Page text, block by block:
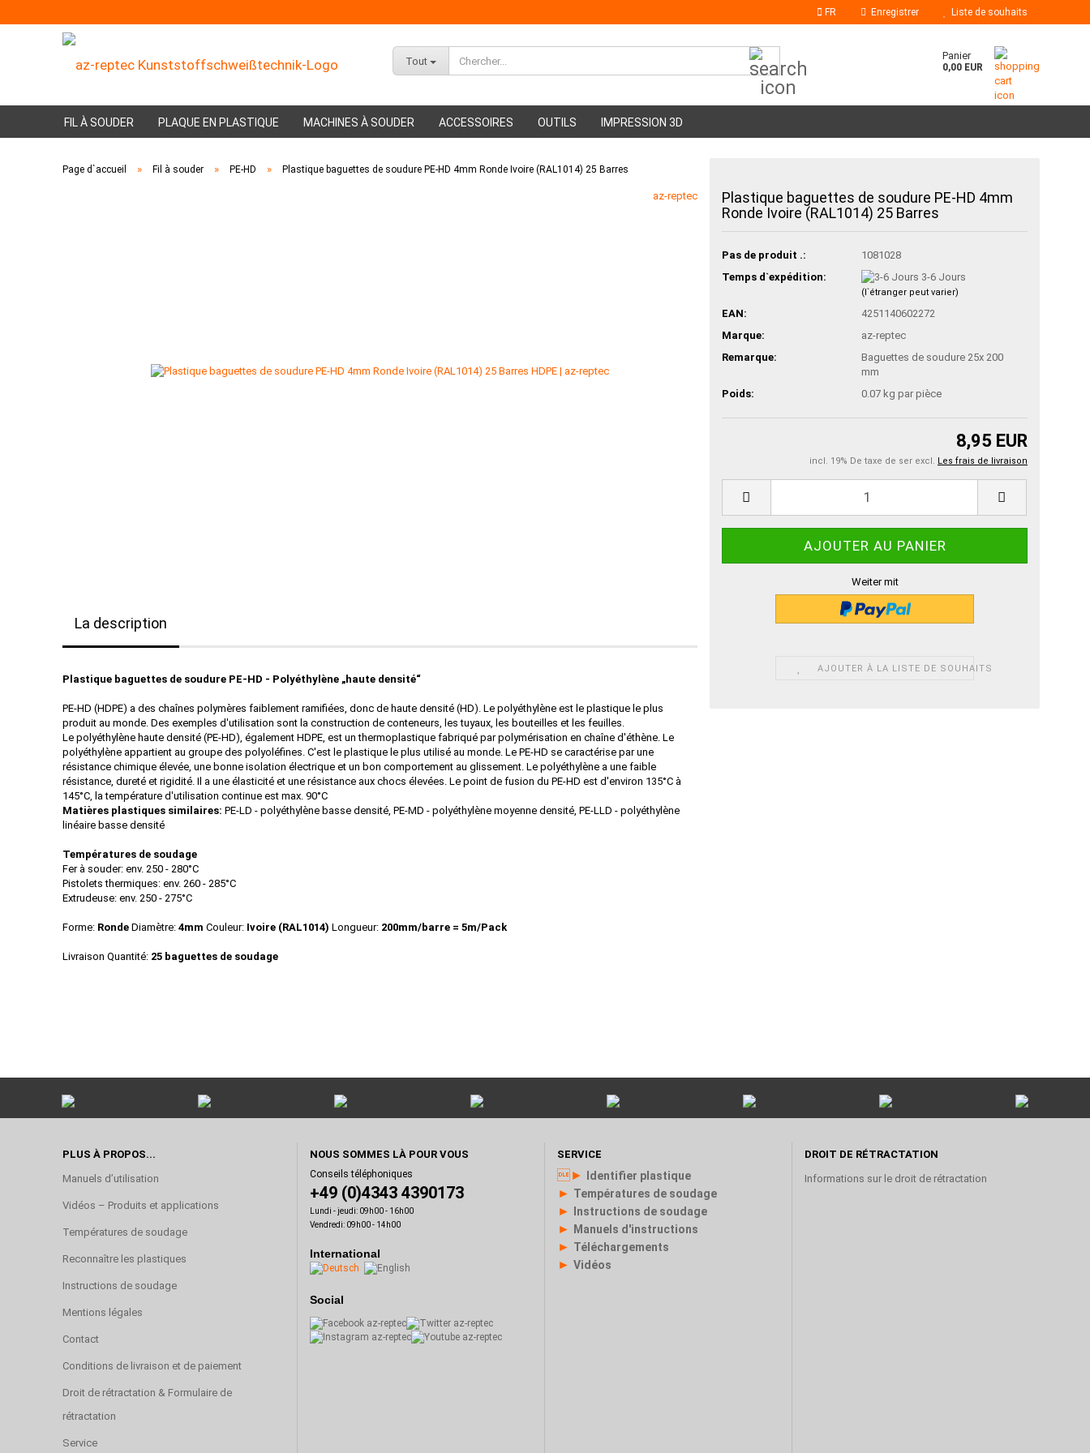
FR Enregistrer Liste de souhaits
Tout Panier
0,00 EUR
FIL À SOUDER PLAQUE EN PLASTIQUE MACHINES À SOUDER ACCESSOIRES OUTILS
Bâtons de colle
Buses à colle chaude
IMPRESSION 3D
Page d`accueil » Fil à souder » PE-HD » Plastique baguettes de soudure PE-HD 4mm Ronde Ivoire (RAL1014) 25 Barres
az-reptec
Plastique baguettes de soudure PE-HD 4mm
Ronde Ivoire (RAL1014) 25 Barres
Pas de produit .:
1081028
Temps d`expédition:
3-6 Jours
(l`étranger peut varier)
EAN:
4251140602272
Marque:
az-reptec
Remarque:
Baguettes de soudure 25x 200
mm
Poids:
0.07 kg par pièce
8,95 EUR
incl. 19% De taxe de ser excl. Les frais de livraison
Weiter mit
AJOUTER À LA LISTE DE SOUHAITS
La description
Plastique baguettes de soudure PE-HD - Polyéthylène „haute densité“
PE-HD (HDPE) a des chaînes polymères faiblement ramifiées, donc de haute densité (HD). Le polyéthylène est le plastique le plus
produit au monde. Des exemples d'utilisation sont la construction de conteneurs, les tuyaux, les bouteilles et les feuilles.
Le polyéthylène haute densité (PE-HD), également HDPE, est un thermoplastique fabriqué par polymérisation en chaîne d'éthène. Le
polyéthylène appartient au groupe des polyoléfines. C'est le plastique le plus utilisé au monde. Le PE-HD se caractérise par une
résistance chimique élevée, une bonne isolation électrique et un bon comportement au glissement. Le polyéthylène a une faible
résistance, dureté et rigidité. Il a une élasticité et une résistance aux chocs élevées. Le point de fusion du PE-HD est d'environ 135°C à
145°C, la température d'utilisation continue est max. 90°C
Matières plastiques similaires: PE-LD - polyéthylène basse densité, PE-MD - polyéthylène moyenne densité, PE-LLD - polyéthylène
linéaire basse densité
Températures de soudage
Fer à souder: env. 250 - 280°C
Pistolets thermiques: env. 260 - 285°C
Extrudeuse: env. 250 - 275°C
Forme: Ronde Diamètre: 4mm Couleur: Ivoire (RAL1014) Longueur: 200mm/barre = 5m/Pack
Livraison Quantité: 25 baguettes de soudage
PLUS À PROPOS...
Manuels d’utilisation
Vidéos – Produits et applications
Températures de soudage
Reconnaître les plastiques
Instructions de soudage
Mentions légales
Contact
Conditions de livraison et de paiement
Droit de rétractation & Formulaire de
rétractation
Service
NOUS SOMMES LÀ POUR VOUS
Conseils téléphoniques
+49 (0)4343 4390173
Lundi - jeudi: 09h00 - 16h00
Vendredi: 09h00 - 14h00
International
Social
SERVICE
► Identifier plastique
► Températures de soudage
► Instructions de soudage
► Manuels d'instructions
► Téléchargements
► Vidéos
DROIT DE RÉTRACTATION
Informations sur le droit de rétractation